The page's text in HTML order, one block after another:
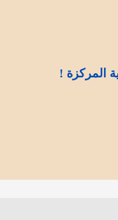
المركزة !